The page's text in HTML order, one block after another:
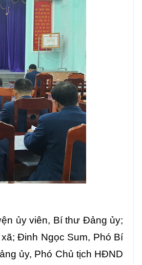
ủy viên, Bí thư Đảng ủy;
Đinh Ngọc Sum, Phó Bí
ủy, Phó Chủ tịch HĐND